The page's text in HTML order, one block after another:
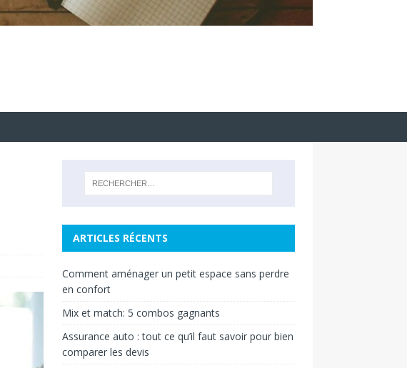
ARTICLES RÉCENTS
Comment aménager un petit espace sans perdre
en confort
Mix et match: 5 combos gagnants
Assurance auto : tout ce qu’il faut savoir pour bien
comparer les devis